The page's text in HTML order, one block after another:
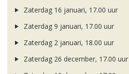
Zaterdag 16 januari, 17.00 uur
Zaterdag 9 januari, 17.00 uur
Zaterdag 2 januari, 18.00 uur
Zaterdag 26 december, 17.00 uur